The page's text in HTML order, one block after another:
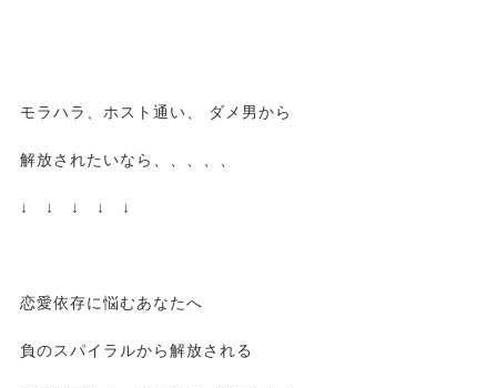
モラハラ、ホスト通い、 ダメ男から
解放されたいなら、、、、、
↓ ↓ ↓ ↓ ↓
恋愛依存に悩むあなたへ
負のスパイラルから解放される